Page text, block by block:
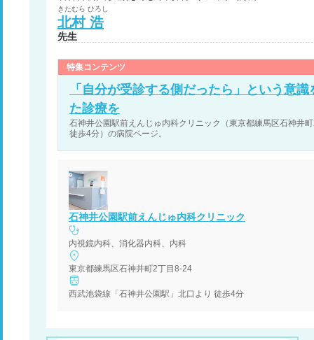
きたむら ひろし
北村 浩
先生
特集コンテンツ
「自分が受診する側だったら」という意
た診療を
石神井公園駅前えんじゅ内科クリニック（東京都練馬区石神井
徒歩4分）の病院ページ。
石神井公園駅前えんじゅ内科クリニック
内視鏡内科、消化器内科、内科
東京都練馬区石神井町2丁目8-24
西武池袋線「石神井公園駅」北口より 徒歩4分